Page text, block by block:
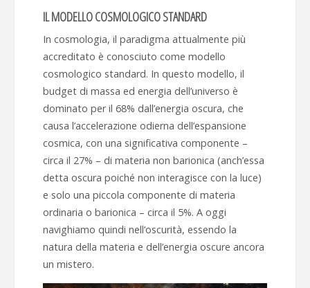
IL MODELLO COSMOLOGICO STANDARD
In cosmologia, il paradigma attualmente più
accreditato è conosciuto come modello
cosmologico standard. In questo modello, il
budget di massa ed energia dell’universo è
dominato per il 68% dall’energia oscura, che
causa l’accelerazione odierna dell’espansione
cosmica, con una significativa componente –
circa il 27% – di materia non barionica (anch’essa
detta oscura poiché non interagisce con la luce)
e solo una piccola componente di materia
ordinaria o barionica – circa il 5%. A oggi
navighiamo quindi nell’oscurità, essendo la
natura della materia e dell’energia oscure ancora
un mistero.